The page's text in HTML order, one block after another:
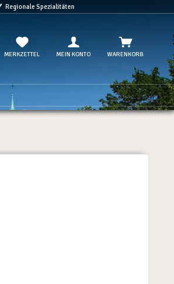
Regionale Spezialitäten
MERKZETTEL MEIN KONTO WARENKORB